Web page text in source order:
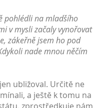
pohlédli na mladšího
v mysli začaly vynořovat
zákeřně jsem ho pod
nade mnou něčím
ubližoval. Určitě ne
a ještě k tomu na